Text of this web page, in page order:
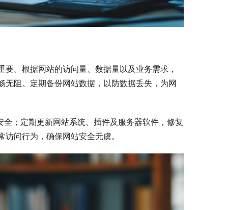
。根据网站的访问量、数据量以及业务需求，
阻。定期备份网站数据，以防数据丢失，为网
；定期更新网站系统、插件及服务器软件，修复
问行为，确保网站安全无虞。